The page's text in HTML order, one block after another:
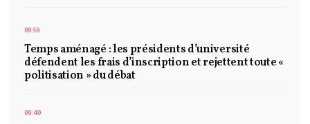
09:59
Temps aménagé : les présidents d’université
défendent les frais d’inscription et rejettent toute «
politisation » du débat
09:40